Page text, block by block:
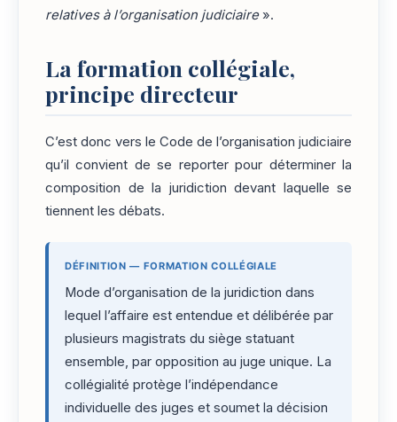
relatives à l’organisation judiciaire».
La formation collégiale,
principe directeur
C’est donc vers le Code de l’organisation judiciaire
qu’il convient de se reporter pour déterminer la
composition de la juridiction devant laquelle se
tiennent les débats.
DÉFINITION — FORMATION COLLÉGIALE
Mode d’organisation de la juridiction dans
lequel l’affaire est entendue et délibérée par
plusieurs magistrats du siège statuant
ensemble, par opposition au juge unique. La
collégialité protège l’indépendance
individuelle des juges et soumet la décision